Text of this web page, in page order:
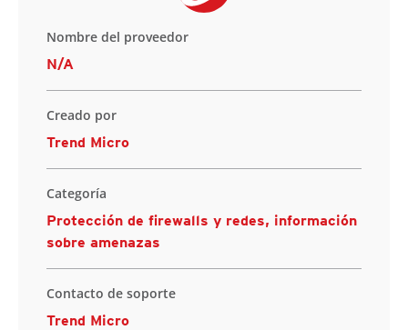
Nombre del proveedor
N/A
Creado por
Trend Micro
Categoría
Protección de firewalls y redes, información
sobre amenazas
Contacto de soporte
Trend Micro